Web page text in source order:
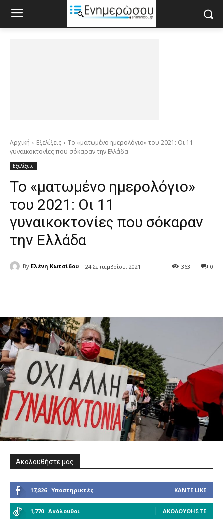
Αρχική Εξελίξεις
Το «ματωμένο ημερολόγιο» του 2021: Οι 11
γυναικοκτονίες που σόκαραν την Ελλάδα
Εξελίξεις
Το «ματωμένο ημερολόγιο»
του 2021: Οι 11
γυναικοκτονίες που σόκαραν
την Ελλάδα
By Ελένη Κωτσίδου 24 Σεπτεμβρίου, 2021 0
363
Ακολουθήστε μας
17,826 Υποστηρικτές ΚΆΝΤΕ LIKE
1,770 Ακόλουθοι ΑΚΟΛΟΥΘΉΣΤΕ